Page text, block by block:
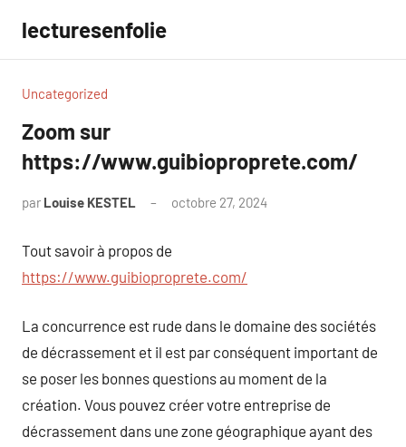
contenu
lecturesenfolie
Uncategorized
Zoom sur
https://www.guibioproprete.com/
par Louise KESTEL octobre 27, 2024
Tout savoir à propos de
https://www.guibioproprete.com/
La concurrence est rude dans le domaine des sociétés
de décrassement et il est par conséquent important de
se poser les bonnes questions au moment de la
création. Vous pouvez créer votre entreprise de
décrassement dans une zone géographique ayant des